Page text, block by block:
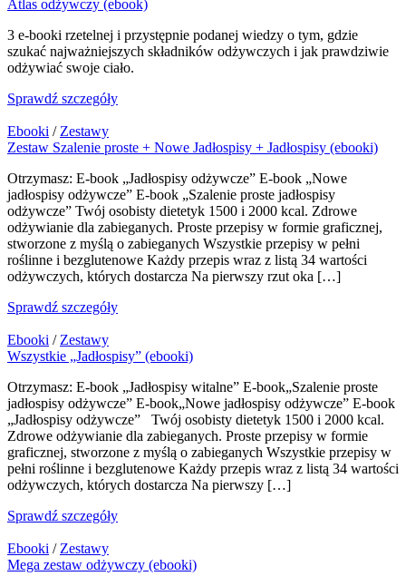
Atlas odżywczy (ebook)
3 e-booki rzetelnej i przystępnie podanej wiedzy o tym, gdzie
szukać najważniejszych składników odżywczych i jak prawdziwie
odżywiać swoje ciało.
Sprawdź szczegóły
Ebooki / Zestawy
Zestaw Szalenie proste + Nowe Jadłospisy + Jadłospisy (ebooki)
Otrzymasz: E-book „Jadłospisy odżywcze” E-book „Nowe
jadłospisy odżywcze” E-book „Szalenie proste jadłospisy
odżywcze” Twój osobisty dietetyk 1500 i 2000 kcal. Zdrowe
odżywianie dla zabieganych. Proste przepisy w formie graficznej,
stworzone z myślą o zabieganych Wszystkie przepisy w pełni
roślinne i bezglutenowe Każdy przepis wraz z listą 34 wartości
odżywczych, których dostarcza Na pierwszy rzut oka […]
Sprawdź szczegóły
Ebooki / Zestawy
Wszystkie „Jadłospisy” (ebooki)
Otrzymasz: E-book „Jadłospisy witalne” E-book„Szalenie proste
jadłospisy odżywcze” E-book„Nowe jadłospisy odżywcze” E-book
„Jadłospisy odżywcze” Twój osobisty dietetyk 1500 i 2000 kcal.
Zdrowe odżywianie dla zabieganych. Proste przepisy w formie
graficznej, stworzone z myślą o zabieganych Wszystkie przepisy w
pełni roślinne i bezglutenowe Każdy przepis wraz z listą 34 wartości
odżywczych, których dostarcza Na pierwszy […]
Sprawdź szczegóły
Ebooki / Zestawy
Mega zestaw odżywczy (ebooki)